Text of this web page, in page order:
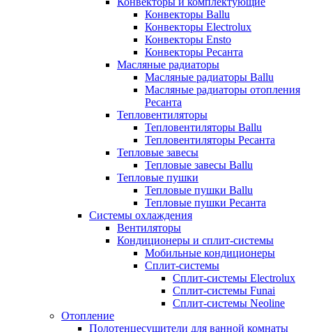
Конвекторы Ballu
Конвекторы Electrolux
Конвекторы Ensto
Конвекторы Ресанта
Масляные радиаторы
Масляные радиаторы Ballu
Масляные радиаторы отопления
Ресанта
Тепловентиляторы
Тепловентиляторы Ballu
Тепловентиляторы Ресанта
Тепловые завесы
Тепловые завесы Ballu
Тепловые пушки
Тепловые пушки Ballu
Тепловые пушки Ресанта
Системы охлаждения
Вентиляторы
Кондиционеры и сплит-системы
Мобильные кондиционеры
Сплит-системы
Сплит-системы Electrolux
Сплит-системы Funai
Сплит-системы Neoline
Отопление
Полотенцесушители для ванной комнаты